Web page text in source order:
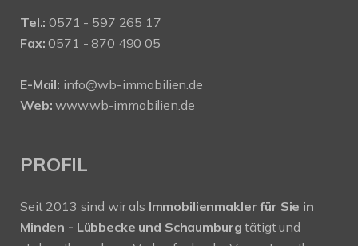
Tel.: 0571 - 597 265 17
Fax: 0571 - 870 490 05
E-Mail: info@wb-immobilien.de
Web: www.wb-immobilien.de
PROFIL
Seit 2013 sind wir als Immobilienmakler für Sie in
Minden - Lübbecke und Schaumburgtätigt und